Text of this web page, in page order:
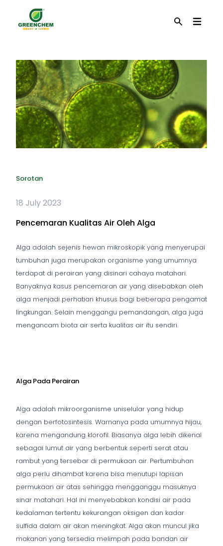
Sorotan
18 July 2023
Pencemaran Kualitas Air Oleh Alga
Alga adalah sejenis hewan mikroskopik yang menyerupai
tumbuhan juga merupakan organisme yang umumnya
terdapat di perairan yang disinari cahaya matahari.
Banyaknya kasus pencemaran air yang disebabkan oleh
alga menjadi perhatian khusus bagi beberapa pengamat
lingkungan. Selain menggangu pemandangan, alga juga
mengancam biota air serta kualitas air itu sendiri.
Alga Pada Perairan
Alga adalah mikroorganisme uniselular yang hidup
dengan berfotosintesis. Warnanya pada umumnya hijau,
karena mengandung klorofil. Biasanya alga lebih dikenal
sebagai lumut air yang berbentuk seperti serat atau
rambut yang tersebar di permukaan air. Pertumbuhan
alga perlu dihambat karena bisa menutupi lapisan
permukaan air atas sehingga mengganggu masuknya
sinar matahari. Hal ini menyebabkan kondisi air pada
kedalaman tertentu kekurangan oksigen dan kadar
sulfida dalam air akan meningkat. Alga akan muncul jika
makanan yang tersedia melimpah pada bandan air